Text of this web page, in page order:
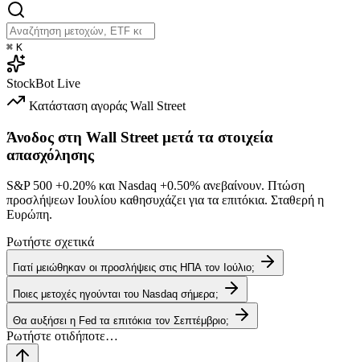
⌘ K
StockBot Live
Κατάσταση αγοράς Wall Street
Άνοδος στη Wall Street μετά τα στοιχεία
απασχόλησης
S&P 500 +0.20% και Nasdaq +0.50% ανεβαίνουν. Πτώση
προσλήψεων Ιουλίου καθησυχάζει για τα επιτόκια. Σταθερή η
Ευρώπη.
Ρωτήστε σχετικά
Γιατί μειώθηκαν οι προσλήψεις στις ΗΠΑ τον Ιούλιο;
Ποιες μετοχές ηγούνται του Nasdaq σήμερα;
Θα αυξήσει η Fed τα επιτόκια τον Σεπτέμβριο;